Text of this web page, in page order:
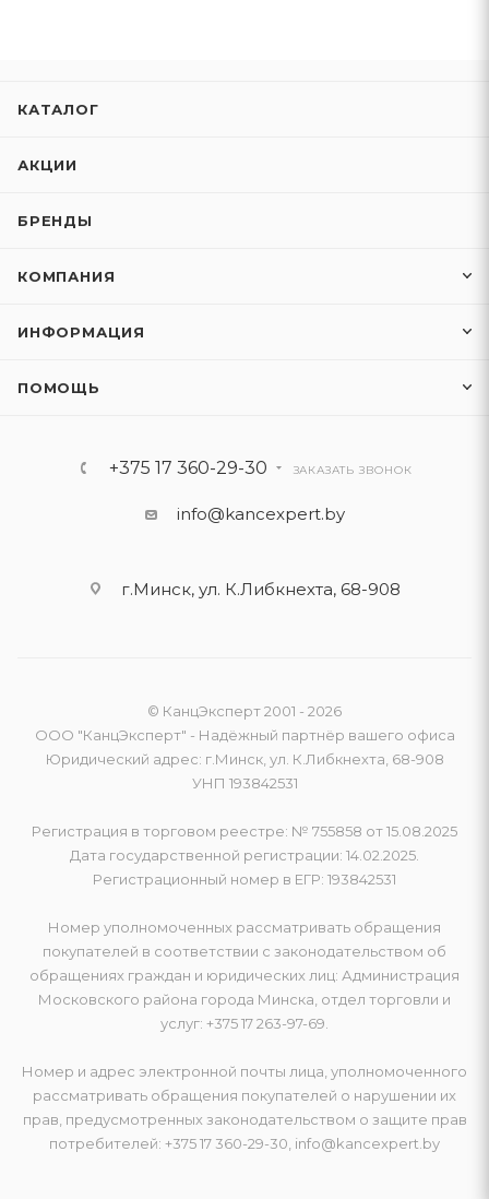
КАТАЛОГ
АКЦИИ
БРЕНДЫ
КОМПАНИЯ
ИНФОРМАЦИЯ
ПОМОЩЬ
+375 17 360-29-30 ЗАКАЗАТЬ ЗВОНОК
info@kancexpert.by
г.Минск, ул. К.Либкнехта, 68-908
© КанцЭксперт 2001 - 2026
ООО "КанцЭксперт" - Надёжный партнёр вашего офиса
Юридический адрес: г.Минск, ул. К.Либкнехта, 68-908
УНП 193842531
Регистрация в торговом реестре: № 755858 от 15.08.2025
Дата государственной регистрации: 14.02.2025.
Регистрационный номер в ЕГР: 193842531
Номер уполномоченных рассматривать обращения
покупателей в соответствии с законодательством об
обращениях граждан и юридических лиц: Администрация
Московского района города Минска, отдел торговли и
услуг: +375 17 263-97-69.
Номер и адрес электронной почты лица, уполномоченного
рассматривать обращения покупателей о нарушении их
прав, предусмотренных законодательством о защите прав
потребителей: +375 17 360-29-30, info@kancexpert.by